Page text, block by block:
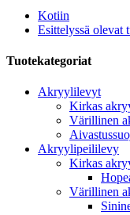
Kotiin
Esittelyssä olevat
Tuotekategoriat
Akryylilevyt
Kirkas
Värillinen
Akryylipeililevy
Kirkas
Värillinen